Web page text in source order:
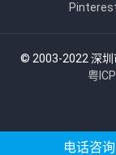
© 2003-2022 深圳
粤
电话咨询